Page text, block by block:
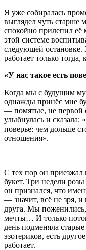
Я уже собиралась
выглядел чуть старше
спокойно прилепил её
этой системе
следующей остановке.
работает только
«У нас такое есть
Когда мы с будущим
однажды принёс мне
— помятые, не первой
улыбнулась и сказала:
поверье: чем дольше
отношения».
С тех пор он приезжал
букет. Три недели
он признался, что
— значит, всё не зря,
друга. Мы
мечты… И только
день подменяла
эзотериков, есть
работает.